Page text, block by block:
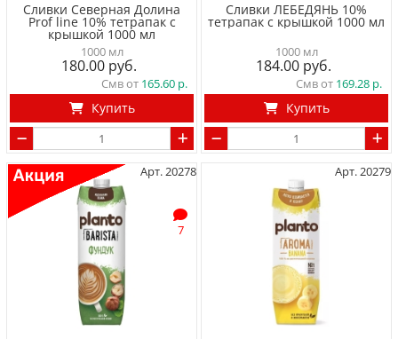
Сливки Северная Долина
Prof line 10% тетрапак с
крышкой 1000 мл
1000 мл
180.00
Смв от 165.60
Купить
Сливки ЛЕБЕДЯНЬ 10%
тетрапак с крышкой 1000 мл
1000 мл
184.00
Смв от 169.28
Купить
Арт. 20278
7
Арт. 20279